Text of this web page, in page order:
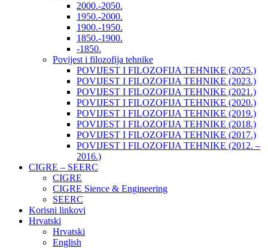
2000.-2050.
1950.-2000.
1900.-1950.
1850.-1900.
-1850.
Povijest i filozofija tehnike
POVIJEST I FILOZOFIJA TEHNIKE (2025.)
POVIJEST I FILOZOFIJA TEHNIKE (2023.)
POVIJEST I FILOZOFIJA TEHNIKE (2021.)
POVIJEST I FILOZOFIJA TEHNIKE (2020.)
POVIJEST I FILOZOFIJA TEHNIKE (2019.)
POVIJEST I FILOZOFIJA TEHNIKE (2018.)
POVIJEST I FILOZOFIJA TEHNIKE (2017.)
POVIJEST I FILOZOFIJA TEHNIKE (2012. –
2016.)
CIGRE – SEERC
CIGRE
CIGRE Sience & Engineering
SEERC
Korisni linkovi
Hrvatski
Hrvatski
English